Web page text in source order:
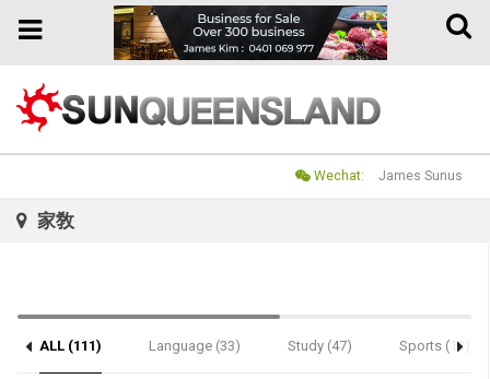
Toggle
Toggle
Wechat: James Sunus
家敎
ALL (111) Language (33) Study (47) Sports (13)